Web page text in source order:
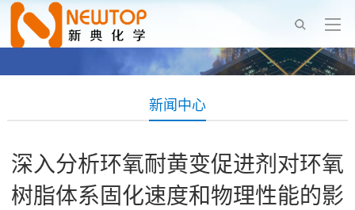
新闻中心
深入分析环氧耐黄变促进剂对环氧
树脂体系固化速度和物理性能的影